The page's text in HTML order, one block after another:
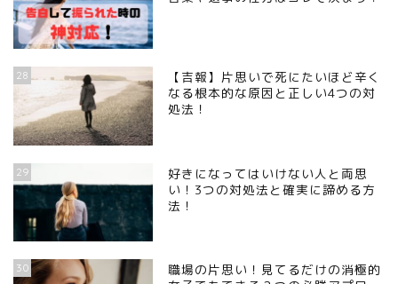
28
【吉報】片思いで死にたいほど辛く
なる根本的な原因と正しい4つの対
処法！
29
好きになってはいけない人と両思
い！3つの対処法と確実に諦める方
法！
30
職場の片思い！見てるだけの消極的